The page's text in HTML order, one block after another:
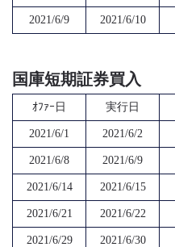
2021/6/9 2021/6/10
国庫短期証券買入
ｵﾌｧｰ日 実行日
2021/6/1 2021/6/2
2021/6/8 2021/6/9
2021/6/14 2021/6/15
2021/6/21 2021/6/22
2021/6/29 2021/6/30